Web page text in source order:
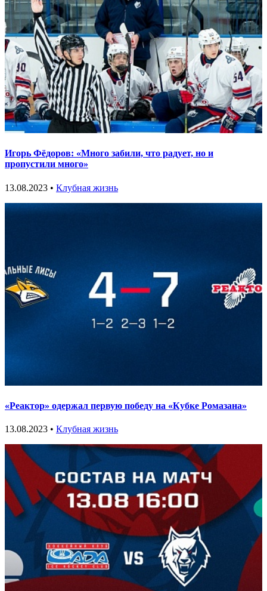
Игорь Фёдоров: «Много забили, что радует, но и
пропустили много»
13.08.2023 • Клубная жизнь
«Реактор» одержал первую победу на «Кубке Ромазана»
13.08.2023 • Клубная жизнь